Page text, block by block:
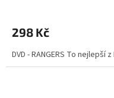
298 Kč
DVD - RANGERS To nejlepší